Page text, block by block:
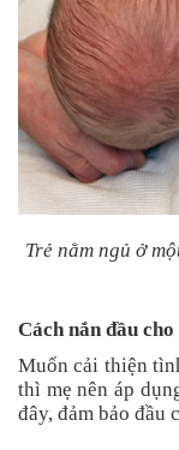
Trẻ nằm ngủ ở
Cách nắn đầu
Muốn cải thiện
thì mẹ nên áp
đây, đảm bảo đầu